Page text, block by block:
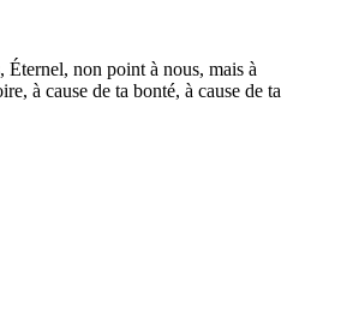
Éternel, non point à nous, mais à
à cause de ta bonté, à cause de ta